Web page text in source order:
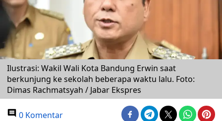
Ilustrasi: Wakil Wali Kota Bandung Erwin saat
berkunjung ke sekolah beberapa waktu lalu. Foto:
Dimas Rachmatsyah / Jabar Ekspres
0 Komentar